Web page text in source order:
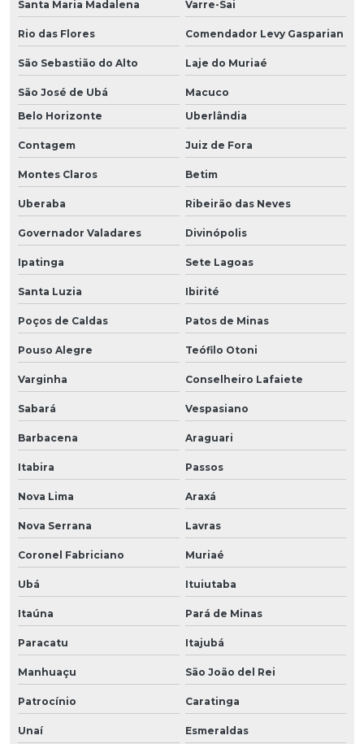
Santa Maria Madalena Varre-Sai
Rio das Flores Comendador Levy Gasparian
São Sebastião do Alto Laje do Muriaé
São José de Ubá
Macuco
Belo Horizonte
Uberlândia
Contagem Juiz de Fora
Montes Claros Betim
Uberaba Ribeirão das Neves
Governador Valadares Divinópolis
Ipatinga Sete Lagoas
Santa Luzia Ibirité
Poços de Caldas Patos de Minas
Pouso Alegre Teófilo Otoni
Varginha Conselheiro Lafaiete
Sabará Vespasiano
Barbacena Araguari
Itabira Passos
Nova Lima Araxá
Nova Serrana Lavras
Coronel Fabriciano Muriaé
Ubá Ituiutaba
Itaúna Pará de Minas
Paracatu Itajubá
Manhuaçu São João del Rei
Patrocínio Caratinga
Unaí Esmeraldas